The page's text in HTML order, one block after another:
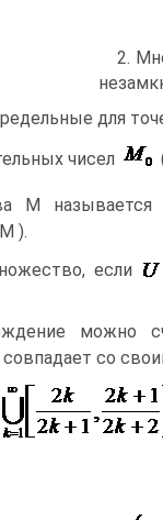
2.
для
чисел
М называется
).
если
можно
со